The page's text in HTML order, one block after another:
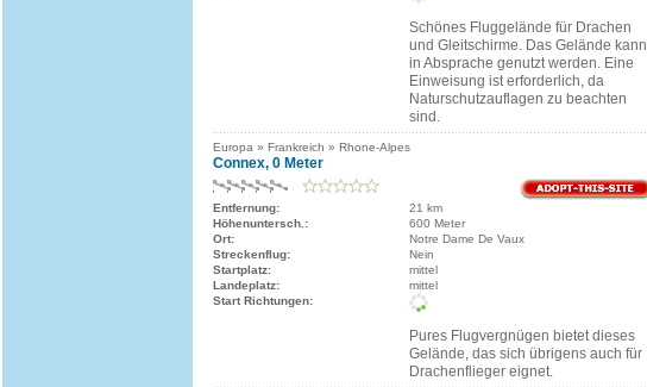
Schönes Fluggelände für Drachen
und Gleitschirme. Das Gelände kann
in Absprache genutzt werden. Eine
Einweisung ist erforderlich, da
Naturschutzauflagen zu beachten
sind.
Europa » Frankreich » Rhone-Alpes
Connex, 0 Meter
Entfernung:
21 km
Höhenuntersch.:
600 Meter
Ort:
Notre Dame De Vaux
Streckenflug:
Nein
Startplatz:
mittel
Landeplatz:
mittel
Start Richtungen:
Pures Flugvergnügen bietet dieses
Gelände, das sich übrigens auch für
Drachenflieger eignet.